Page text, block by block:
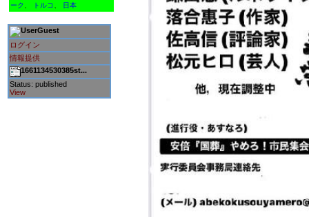
ーク
トルコ 日本
Guest
ログイン
情報提供
1661134530385st...
Status: published
View